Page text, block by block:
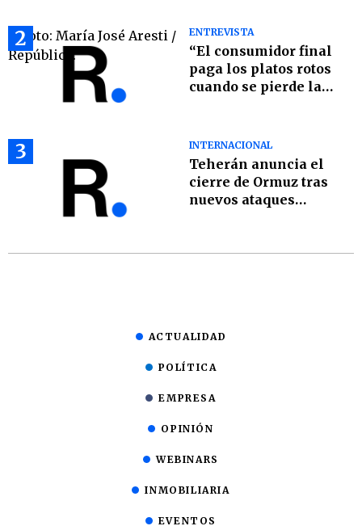
2 ENTREVISTA
“El consumidor final
paga los platos rotos
cuando se pierde la
3 INTERNACIONAL
Teherán anuncia el
cierre de Ormuz tras
nuevos ataques
ACTUALIDAD
POLÍTICA
EMPRESA
OPINIÓN
WEBINARS
INMOBILIARIA
EVENTOS